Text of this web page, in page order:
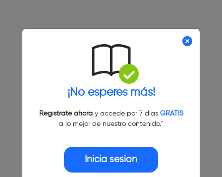
¡No esperes más!
Regístrate ahoray accede por 7 días GRATIS
a lo mejor de nuestro contenido."
Inicia sesión